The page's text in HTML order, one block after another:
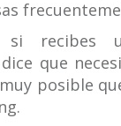
si recibes
que
posible